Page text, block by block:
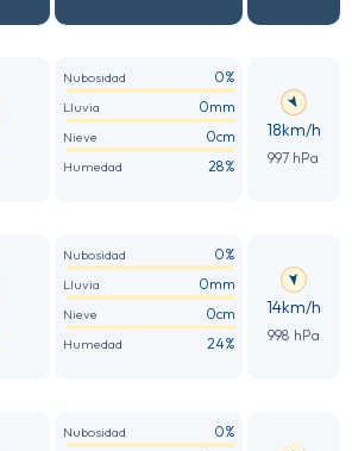
Nubosidad 0%
Lluvia 0mm
Nieve 0cm
Humedad 28%
18km/h
997 hPa
Nubosidad 0%
Lluvia 0mm
Nieve 0cm
Humedad 24%
14km/h
998 hPa
Nubosidad 0%